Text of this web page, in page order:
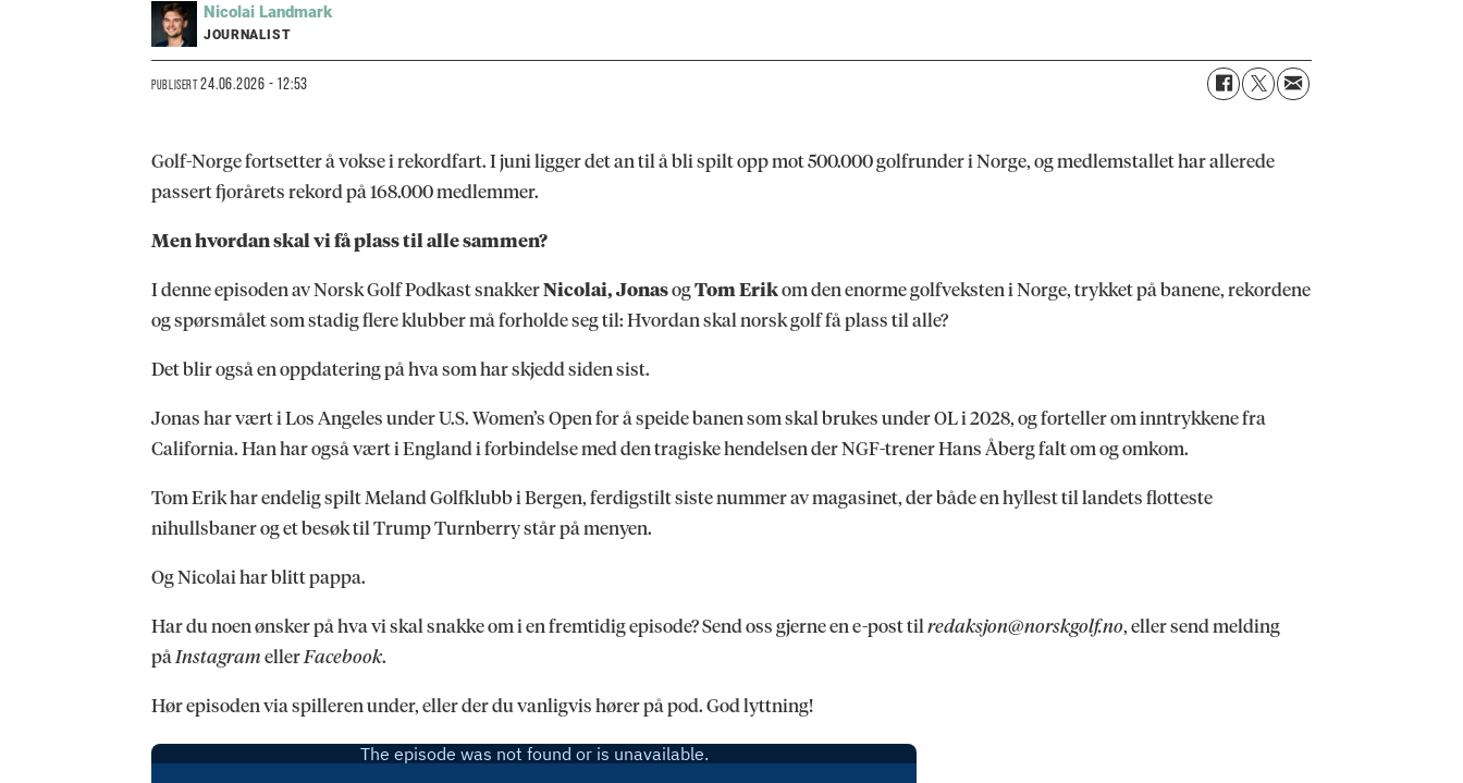
Nicolai Landmark
JOURNALIST
PUBLISERT 24.06.2026 - 12:53
Golf-Norge fortsetter å vokse i rekordfart. I juni ligger det an til å bli spilt opp mot 500.000 golfrunder i Norge, og medlemstallet har allerede
passert fjorårets rekord på 168.000 medlemmer.
Men hvordan skal vi få plass til alle sammen?
I denne episoden av Norsk Golf Podkast snakkerNicolai, JonasogTom Erikom den enorme golfveksten i Norge, trykket på banene, rekordene
og spørsmålet som stadig flere klubber må forholde seg til: Hvordan skal norsk golf få plass til alle?
Det blir også en oppdatering på hva som har skjedd siden sist.
Jonas har vært i Los Angeles under U.S. Women’s Open for å speide banen som skal brukes under OL i 2028, og forteller om inntrykkene fra
California. Han har også vært i England i forbindelse med den tragiske hendelsen der NGF-trener Hans Åberg falt om og omkom.
Tom Erik har endelig spilt Meland Golfklubb i Bergen, ferdigstilt siste nummer av magasinet, der både en hyllest til landets flotteste
nihullsbaner og et besøk til Trump Turnberry står på menyen.
Og Nicolai har blitt pappa.
Har du noen ønsker på hva vi skal snakke om i en fremtidig episode? Send oss gjerne en e-post tilredaksjon@norskgolf.no, eller send melding
på Instagram eller Facebook.
Hør episoden via spilleren under, eller der du vanligvis hører på pod. God lyttning!